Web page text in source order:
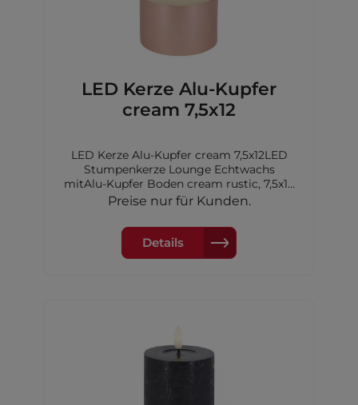
LED Kerze Alu-Kupfer
cream 7,5x12
LED Kerze Alu-Kupfer cream 7,5x12LED
Stumpenkerze Lounge Echtwachs
mitAlu-Kupfer Boden cream rustic, 7,5x12
cm,2xAA Batterien nicht inkl.
Preise nur für Kunden.
Details